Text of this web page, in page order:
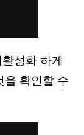
성화 하게
을 확인할 수